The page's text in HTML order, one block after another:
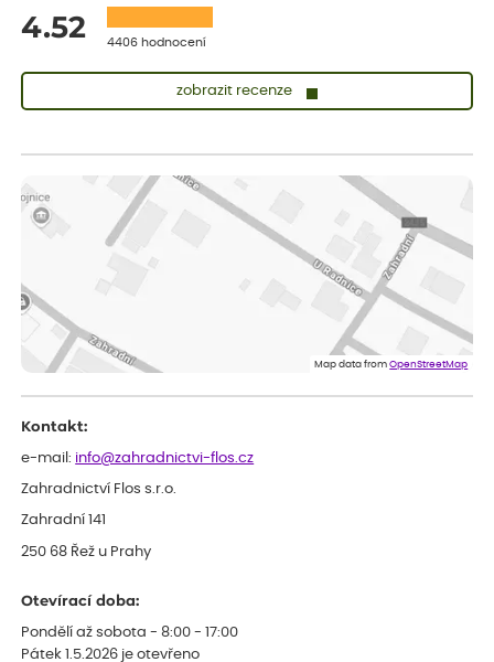
4.52 4406 hodnocení
zobrazit recenze
Měla jsem pouze 1objednavku a zatím jsem spokojená se
sazenicemi
Miroslava
Rostliny byly v pořádku, dobře zabalené, celková spokojenost.
Doporučuji :). Spokojenost, stromky v pěkném stavu. Jediné, co
my chybělo, bylo komunikování nedostupného zboží před
Map data fromOpenStreetMap
Kontakt:
e-mail: info@zahradnictvi-flos.cz
Zahradnictví Flos s.r.o.
Zahradní 141
250 68 Řež u Prahy
Otevírací doba:
Pondělí až sobota - 8:00 - 17:00
Pátek 1.5.2026 je otevřeno